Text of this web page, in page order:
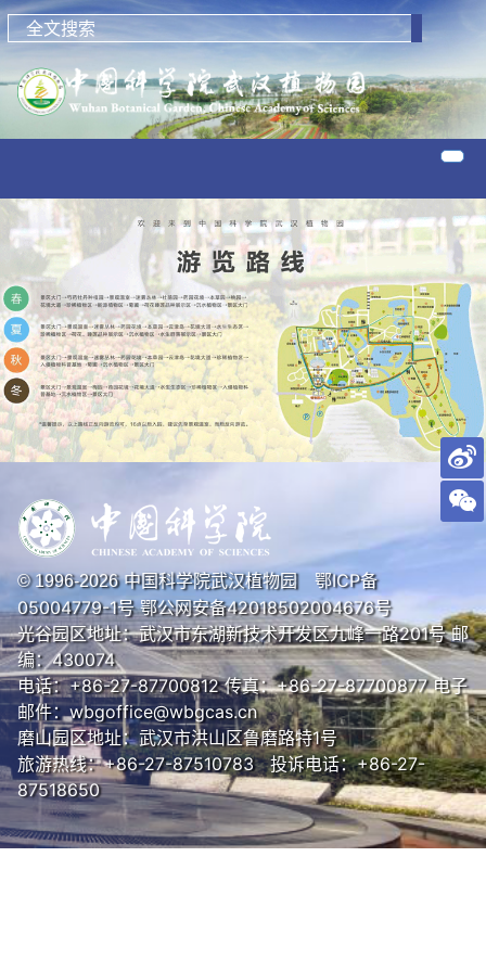
© 1996-2026中国科学院武汉植物园 鄂ICP备
05004779-1号鄂公网安备42018502004676号
光谷园区地址：武汉市东湖新技术开发区九峰一路201号 邮
编：430074
电话：+86-27-87700812 传真：+86-27-87700877 电子
邮件：wbgoffice@wbgcas.cn
磨山园区地址：武汉市洪山区鲁磨路特1号
旅游热线：+86-27-87510783 投诉电话：+86-27-
87518650